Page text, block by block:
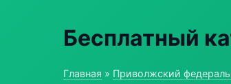
Бесплатный
Главная » Приволжский